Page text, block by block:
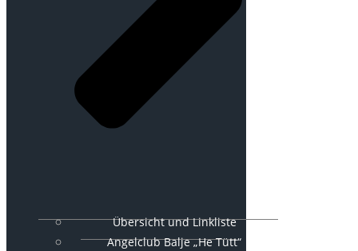
Übersicht und Linkliste
Angelclub Balje „He Tütt“